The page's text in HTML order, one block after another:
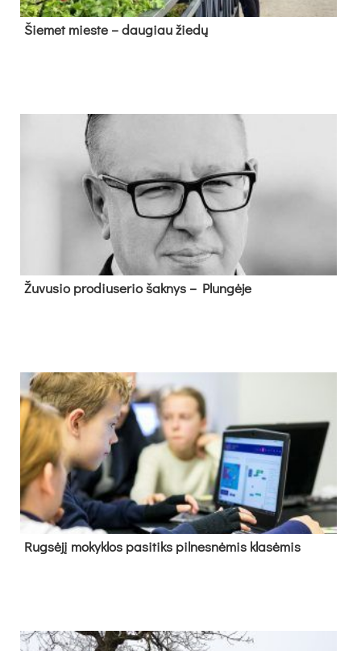
Šie­met mies­te – dau­giau žie­dų
Žu­vu­sio pro­diu­se­rio šak­nys – Plun­gė­je
Rug­sė­jį mo­kyk­los pa­si­tiks pil­nes­nė­mis kla­sė­mis